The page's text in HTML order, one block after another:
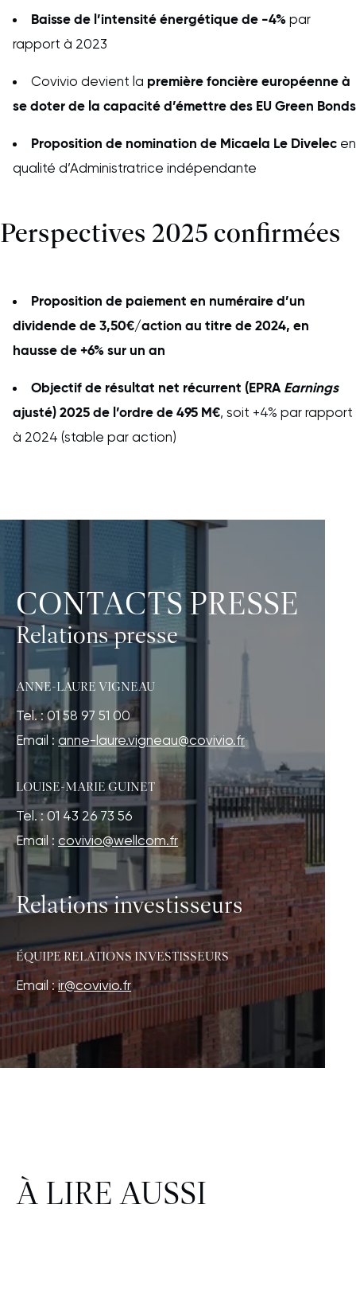
Baisse de l’intensité énergétique de -4% par
rapport à 2023
Covivio devient la première foncière européenne à
se doter de la capacité d’émettre des EU Green Bonds
Proposition de nomination de Micaela Le Divelec en
qualité d’Administratrice indépendante
Perspectives 2025 confirmées
Proposition de paiement en numéraire d’un
dividende de 3,50€/action au titre de 2024, en
hausse de +6% sur un an
Objectif de résultat net récurrent (EPRAEarnings
ajusté) 2025 de l’ordre de 495 M€, soit +4% par rapport
à 2024 (stable par action)
CONTACTS PRESSE
Relations presse
ANNE-LAURE VIGNEAU
Tel. : 01 58 97 51 00
Email : anne-laure.vigneau@covivio.fr
LOUISE-MARIE GUINET
Tel. : 01 43 26 73 56
Email : covivio@wellcom.fr
Relations investisseurs
ÉQUIPE RELATIONS INVESTISSEURS
Email :ir@covivio.fr
À LIRE AUSSI